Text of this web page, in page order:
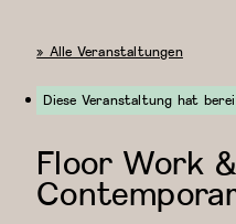
« Alle Veranstaltungen
Diese Veranstaltung hat
Floor Work